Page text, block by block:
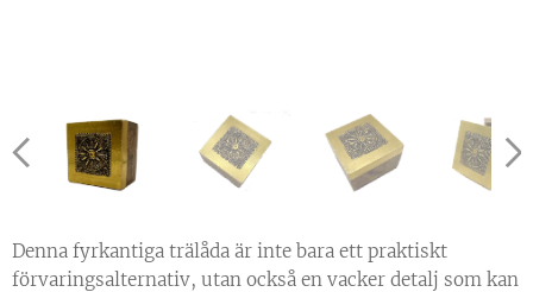
Denna fyrkantiga trälåda är inte bara ett praktiskt
förvaringsalternativ, utan också en vacker detalj som kan